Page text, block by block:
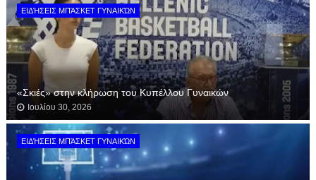
ΕΙΔΉΣΕΙΣ ΜΠΆΣΚΕΤ ΓΥΝΑΙΚΏΝ
«Σκιές» στην κλήρωση του Κυπέλλου Γυναικών
Ιουλίου 30, 2026
ΕΙΔΉΣΕΙΣ ΜΠΆΣΚΕΤ ΓΥΝΑΙΚΏΝ